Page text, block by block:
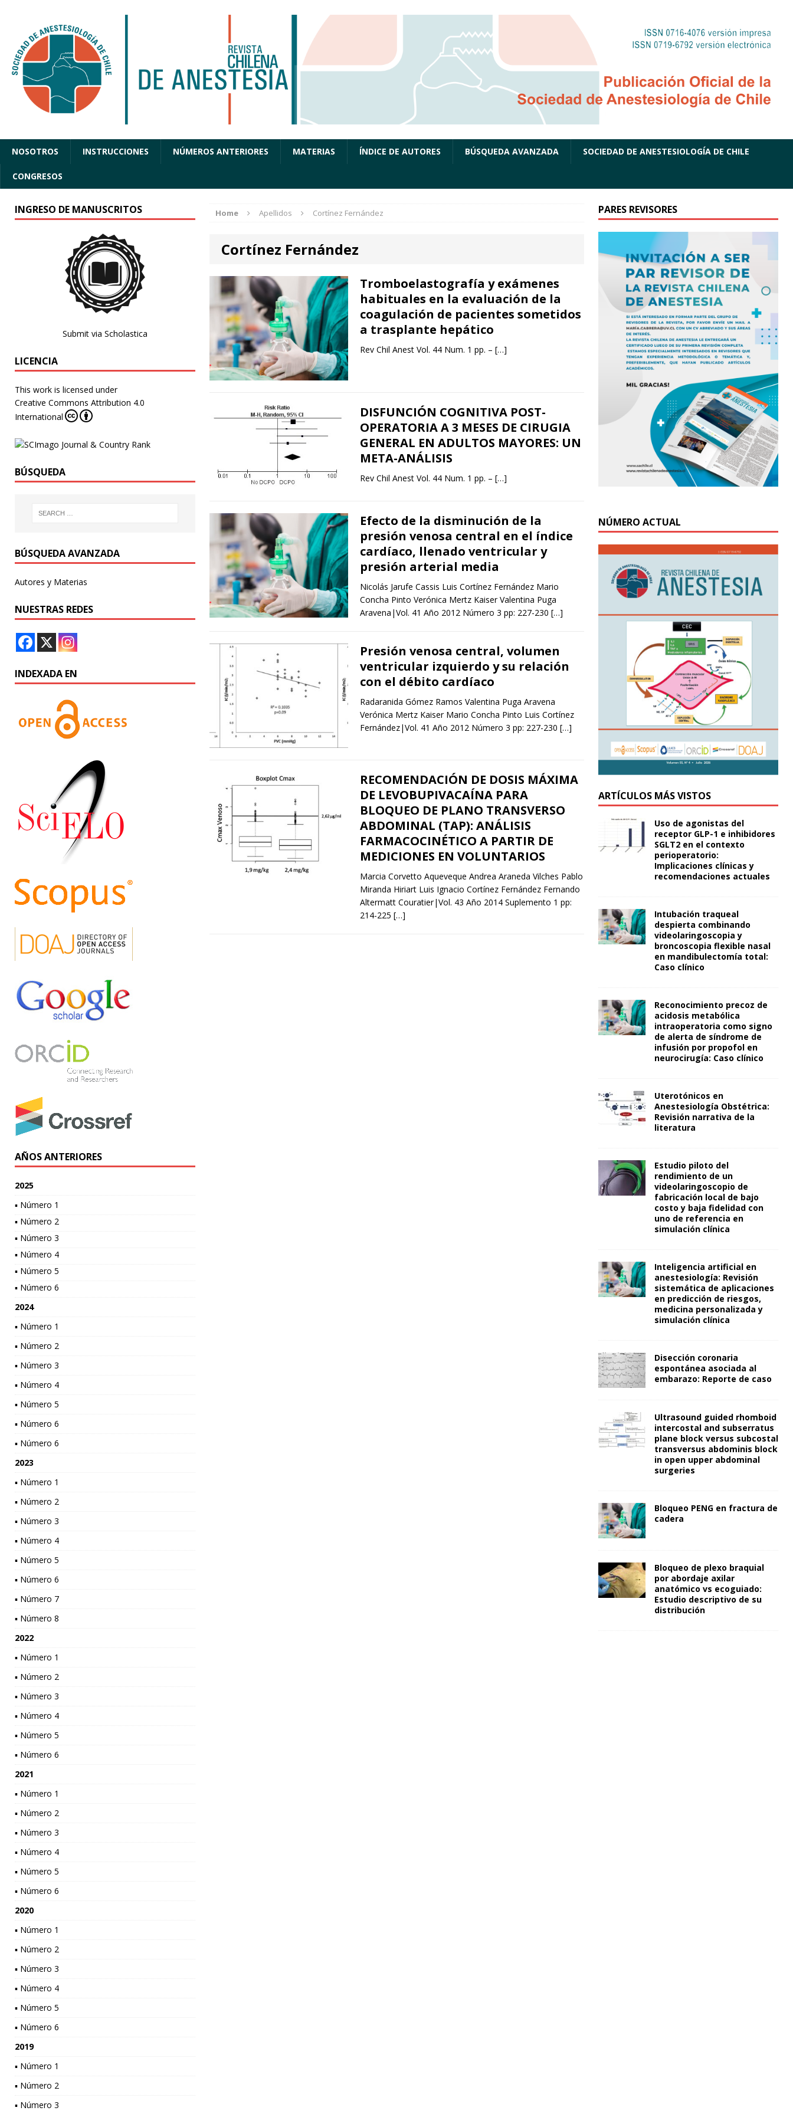
NOSOTROS INSTRUCCIONES NÚMEROS ANTERIORES MATERIAS ÍNDICE DE AUTORES BÚSQUEDA AVANZADA SOCIEDAD DE ANESTESIOLOGÍA DE CHILE
CONGRESOS
Home Apellidos Cortínez Fernández
Cortínez Fernández
Tromboelastografía y exámenes
habituales en la evaluación de la
coagulación de pacientes sometidos
a trasplante hepático
Rev Chil Anest Vol. 44 Num. 1 pp. – […]
DISFUNCIÓN COGNITIVA POST-
OPERATORIA A 3 MESES DE CIRUGIA
GENERAL EN ADULTOS MAYORES: UN
META-ANÁLISIS
Rev Chil Anest Vol. 44 Num. 1 pp. – […]
Efecto de la disminución de la
presión venosa central en el índice
cardíaco, llenado ventricular y
presión arterial media
Nicolás Jarufe Cassis Luis Cortínez Fernández Mario
Concha Pinto Verónica Mertz Kaiser Valentina Puga
Aravena|Vol. 41 Año 2012 Número 3 pp: 227-230 […]
Presión venosa central, volumen
ventricular izquierdo y su relación
con el débito cardíaco
Radaranida Gómez Ramos Valentina Puga Aravena
Verónica Mertz Kaiser Mario Concha Pinto Luis Cortínez
Fernández|Vol. 41 Año 2012 Número 3 pp: 227-230 […]
RECOMENDACIÓN DE DOSIS MÁXIMA
DE LEVOBUPIVACAÍNA PARA
BLOQUEO DE PLANO TRANSVERSO
ABDOMINAL (TAP): ANÁLISIS
FARMACOCINÉTICO A PARTIR DE
MEDICIONES EN VOLUNTARIOS
Marcia Corvetto Aqueveque Andrea Araneda Vilches Pablo
Miranda Hiriart Luis Ignacio Cortínez Fernández Fernando
Altermatt Couratier|Vol. 43 Año 2014 Suplemento 1 pp:
214-225 […]
INGRESO DE MANUSCRITOS
Submit via Scholastica
LICENCIA
This work is licensed under
Creative Commons Attribution 4.0
International
BÚSQUEDA
BÚSQUEDA AVANZADA
Autores y Materias
NUESTRAS REDES
INDEXADA EN
AÑOS ANTERIORES
2025
▪ Número 1
▪ Número 2
▪ Número 3
▪ Número 4
▪ Número 5
▪ Número 6
2024
▪ Número 1
▪ Número 2
▪ Número 3
▪ Número 4
▪ Número 5
▪ Número 6
▪ Número 6
2023
▪ Número 1
▪ Número 2
▪ Número 3
▪ Número 4
▪ Número 5
▪ Número 6
▪ Número 7
▪ Número 8
2022
▪ Número 1
▪ Número 2
▪ Número 3
▪ Número 4
▪ Número 5
▪ Número 6
2021
▪ Número 1
▪ Número 2
▪ Número 3
▪ Número 4
▪ Número 5
▪ Número 6
2020
▪ Número 1
▪ Número 2
▪ Número 3
▪ Número 4
▪ Número 5
▪ Número 6
2019
▪ Número 1
▪ Número 2
▪ Número 3
PARES REVISORES
NÚMERO ACTUAL
ARTÍCULOS MÁS VISTOS
Uso de agonistas del
receptor GLP-1 e inhibidores
SGLT2 en el contexto
perioperatorio:
Implicaciones clínicas y
recomendaciones actuales
Intubación traqueal
despierta combinando
videolaringoscopia y
broncoscopia flexible nasal
en mandibulectomía total:
Caso clínico
Reconocimiento precoz de
acidosis metabólica
intraoperatoria como signo
de alerta de síndrome de
infusión por propofol en
neurocirugía: Caso clínico
Uterotónicos en
Anestesiología Obstétrica:
Revisión narrativa de la
literatura
Estudio piloto del
rendimiento de un
videolaringoscopio de
fabricación local de bajo
costo y baja fidelidad con
uno de referencia en
simulación clínica
Inteligencia artificial en
anestesiología: Revisión
sistemática de aplicaciones
en predicción de riesgos,
medicina personalizada y
simulación clínica
Disección coronaria
espontánea asociada al
embarazo: Reporte de caso
Ultrasound guided rhomboid
intercostal and subserratus
plane block versus subcostal
transversus abdominis block
in open upper abdominal
surgeries
Bloqueo PENG en fractura de
cadera
Bloqueo de plexo braquial
por abordaje axilar
anatómico vs ecoguiado:
Estudio descriptivo de su
distribución